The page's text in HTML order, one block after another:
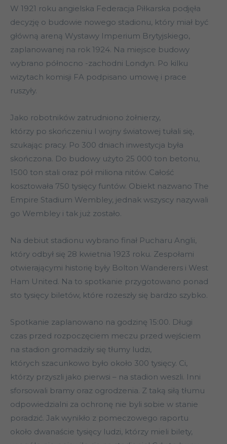
W 1921 roku angielska Federacja Piłkarska podjęła
decyzję o budowie nowego stadionu, który miał być
główną areną Wystawy Imperium Brytyjskiego,
zaplanowanej na rok 1924. Na miejsce budowy
wybrano północno -zachodni Londyn. Po kilku
wizytach komisji FA podpisano umowę i prace
ruszyły.
Jako robotników zatrudniono żołnierzy,
którzy po skończeniu I wojny światowej tułali się,
szukając pracy. Po 300 dniach inwestycja była
skończona. Do budowy użyto 25 000 ton betonu,
1500 ton stali oraz pół miliona nitów. Całość
kosztowała 750 tysięcy funtów. Obiekt nazwano The
Empire Stadium Wembley, jednak wszyscy nazywali
go Wembley i tak już zostało.
Na debiut stadionu wybrano finał Pucharu Anglii,
który odbył się 28 kwietnia 1923 roku. Zespołami
otwierającymi historię były Bolton Wanderers i West
Ham United. Na to spotkanie przygotowano ponad
sto tysięcy biletów, które rozeszły się bardzo szybko.
Spotkanie zaplanowano na godzinę 15:00. Długi
czas przed rozpoczęciem meczu przed wejściem
na stadion gromadziły się tłumy ludzi,
których szacunkowo było około 300 tysięcy. Ci,
którzy przyszli jako pierwsi – na stadion weszli. Inni
sforsowali bramy oraz ogrodzenia. Z taką siłą tłumu
odpowiedzialni za ochronę nie byli sobie w stanie
poradzić. Jak wynikło z pomeczowego raportu
około dwanaście tysięcy ludzi, którzy mieli bilety,